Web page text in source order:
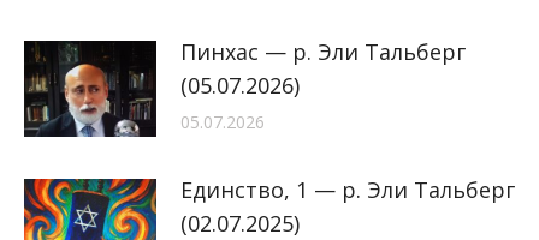
Пинхас — р. Эли Тальберг
(05.07.2026)
05.07.2026
Единство, 1 — р. Эли Тальберг
(02.07.2025)